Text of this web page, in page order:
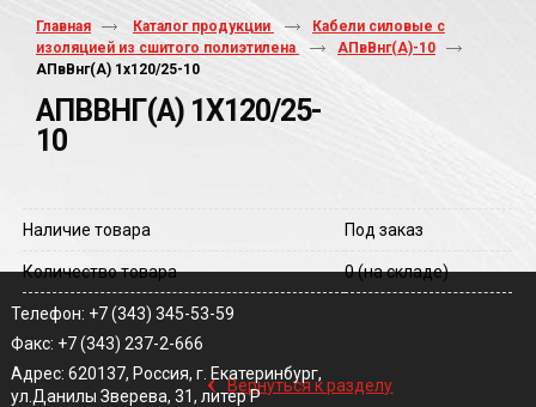
Главная Каталог продукции
Кабели силовые с
изоляцией из сшитого полиэтилена
АПвВнг(A)-10
АПвВнг(A) 1х120/25-10
АПВВНГ(A) 1Х120/25-
10
Наличие товара Под заказ
Количество товара 0(на складе)
‹ Вернуться к разделу
Телефон: +7 (343) 345-53-59
Факс: +7 (343) 237-2-666
Адрес: 620137, Россия, г. Екатеринбург,
ул.Данилы Зверева, 31, литер Р